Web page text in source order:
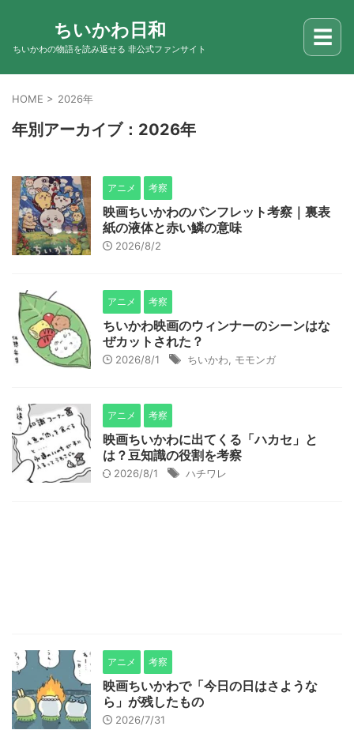
ちいかわ日和
ちいかわの物語を読み返せる 非公式ファンサイト ☰
HOME > 2026年
年別アーカイブ：2026年
アニメ 考察
映画ちいかわのパンフレット考察｜裏表
紙の液体と赤い鱗の意味
2026/8/2
アニメ 考察
ちいかわ映画のウィンナーのシーンはな
ぜカットされた？
2026/8/1 ちいかわ モモンガ
アニメ 考察
映画ちいかわに出てくる「ハカセ」と
は？豆知識の役割を考察
2026/8/1 ハチワレ
アニメ 考察
映画ちいかわで「今日の日はさような
ら」が残したもの
2026/7/31